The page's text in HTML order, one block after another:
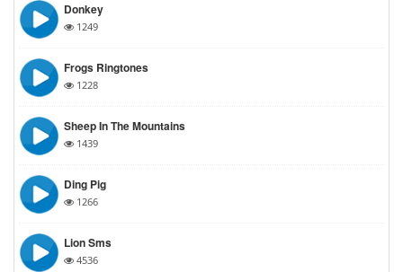
Donkey
1249
Frogs Ringtones
1228
Sheep In The Mountains
1439
Ding Pig
1266
Lion Sms
4536